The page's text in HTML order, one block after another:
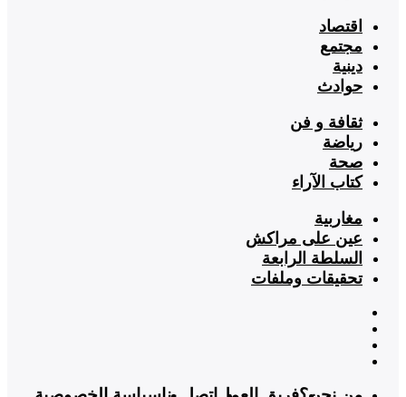
اقتصاد
مجتمع
دينية
حوادث
ثقافة و فن
رياضة
صحة
كتاب الآراء
مغاربية
عين على مراكش
السلطة الرابعة
تحقيقات وملفات